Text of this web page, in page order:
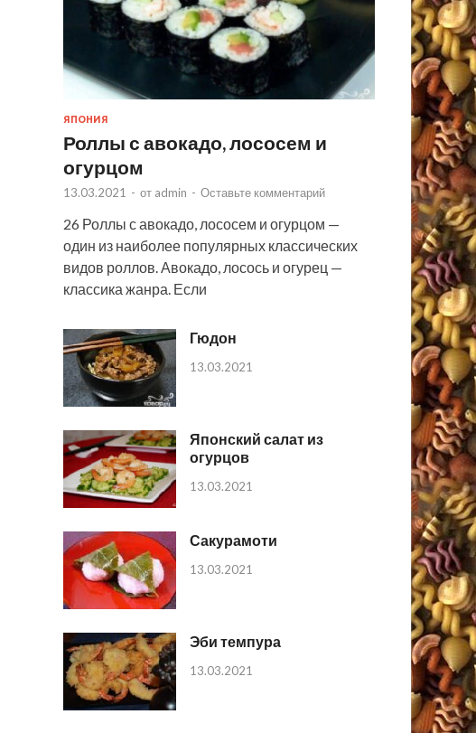
ЯПОНИЯ
Роллы с авокадо, лососем и
огурцом
13.03.2021 - от admin - Оставьте комментарий
26 Роллы с авокадо, лососем и огурцом —
один из наиболее популярных классических
видов роллов. Авокадо, лосось и огурец —
классика жанра. Если
Гюдон
13.03.2021
Японский салат из
огурцов
13.03.2021
Сакурамоти
13.03.2021
Эби темпура
13.03.2021